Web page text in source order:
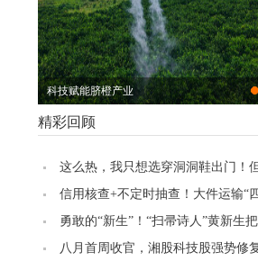
科技赋能脐橙产业
精彩回顾
这么热，我只想选穿洞洞鞋出门！
家却认为……
信用核查+不定时抽查！大件运输“
负增效
勇敢的“新生”！“扫帚诗人”黄新生
写成诗丨美好湖南推荐官
八月首周收官，湘股科技股强势修